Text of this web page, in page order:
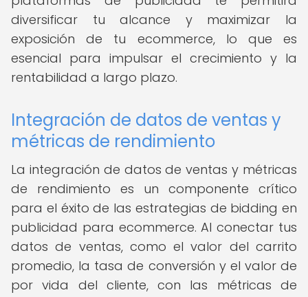
diversificar tu alcance y maximizar la
exposición de tu ecommerce, lo que es
esencial para impulsar el crecimiento y la
rentabilidad a largo plazo.
Integración de datos de ventas y
métricas de rendimiento
La integración de datos de ventas y métricas
de rendimiento es un componente crítico
para el éxito de las estrategias de bidding en
publicidad para ecommerce. Al conectar tus
datos de ventas, como el valor del carrito
promedio, la tasa de conversión y el valor de
por vida del cliente, con las métricas de